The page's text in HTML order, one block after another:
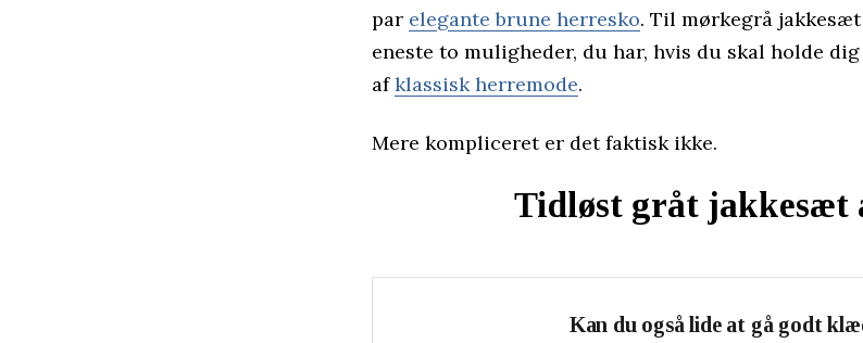
par elegante brune herresko. Til mørkegrå
eneste to muligheder, du har, hvis du skal holde
afklassisk herremode.
Mere kompliceret er det faktisk ikke.
Tidløst gråt jakkesæt
Kan du også lide at gå godt